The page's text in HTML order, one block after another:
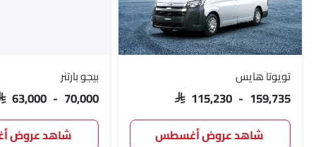
تويوتا هايس
SAR 115,230 - 159,735
شاهد عروض أغسطس
بيجو بارتنر
63,000 - 70,000
شاهد عروض